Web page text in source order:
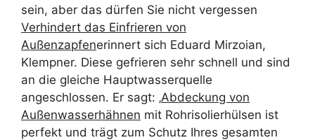
sein, aber das dürfen Sie nicht vergessen
Verhindert das Einfrieren von
Außenzapfenerinnert sich Eduard Mirzoian,
Klempner. Diese gefrieren sehr schnell und sind
an die gleiche Hauptwasserquelle
angeschlossen. Er sagt: ‚Abdeckung von
Außenwasserhähnen mit Rohrisolierhülsen ist
perfekt und trägt zum Schutz Ihres gesamten